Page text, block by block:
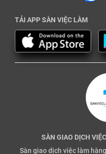
TẢI APP SÀN VIỆC LÀM
SÀN GIAO DỊCH
Sàn giao dịch việc làm